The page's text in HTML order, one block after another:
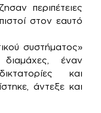
περιπέτειες
στον εαυτό
συστήματος»
έναν
και
άντεξε και